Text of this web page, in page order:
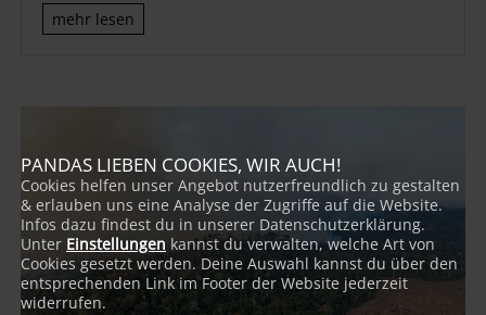
mehr lesen
PANDAS LIEBEN COOKIES, WIR AUCH!
Cookies helfen unser Angebot nutzerfreundlich zu gestalten
& erlauben uns eine Analyse der Zugriffe auf die Website.
Infos dazu findest du in unserer Datenschutzerklärung.
Unter Einstellungen kannst du verwalten, welche Art von
Cookies gesetzt werden. Deine Auswahl kannst du über den
entsprechenden Link im Footer der Website jederzeit
widerrufen.